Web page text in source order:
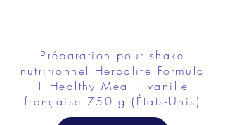
Préparation pour shake
nutritionnel Herbalife Formula
1 Healthy Meal : vanille
française 750 g (États-Unis)